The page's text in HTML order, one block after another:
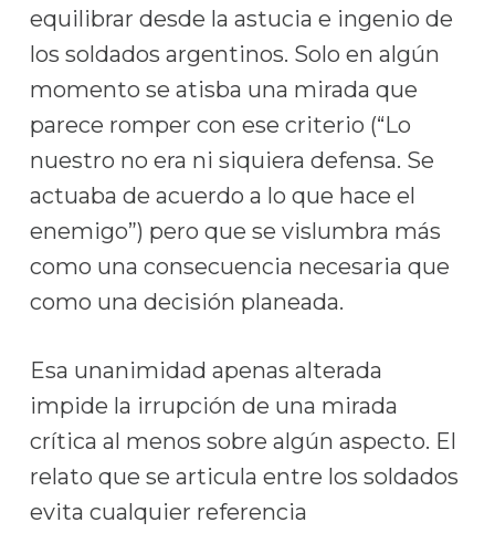
equilibrar desde la astucia e ingenio de
los soldados argentinos. Solo en algún
momento se atisba una mirada que
parece romper con ese criterio (“Lo
nuestro no era ni siquiera defensa. Se
actuaba de acuerdo a lo que hace el
enemigo”) pero que se vislumbra más
como una consecuencia necesaria que
como una decisión planeada.
Esa unanimidad apenas alterada
impide la irrupción de una mirada
crítica al menos sobre algún aspecto. El
relato que se articula entre los soldados
evita cualquier referencia